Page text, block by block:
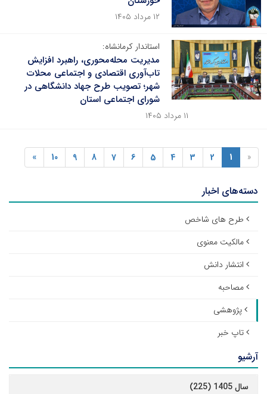
۱۲ مرداد ۱۴۰۵
استاندار کرمانشاه:
مدیریت محله‌محوری، راهبرد افزایش
تاب‌آوری اقتصادی و اجتماعی محلات
شهر؛ تصویب طرح جهاد دانشگاهی در
شورای اجتماعی استان
۱۱ مرداد ۱۴۰۵
«
1
2
3
4
5
6
7
8
9
10
»
دسته‌های اخبار
طرح های شاخص
مالکیت معنوی
انتشار دانش
مصاحبه
پژوهشی
تاپ خبر
آرشیو
سال 1405 (225)